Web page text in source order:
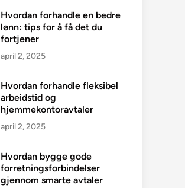
Hvordan forhandle en bedre
lønn: tips for å få det du
fortjener
april 2, 2025
Hvordan forhandle fleksibel
arbeidstid og
hjemmekontoravtaler
april 2, 2025
Hvordan bygge gode
forretningsforbindelser
gjennom smarte avtaler